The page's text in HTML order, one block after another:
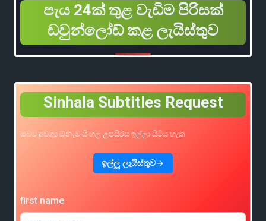
පැය 24ක් තුළ වැඩිම පිරිසක්
ඩවුන්ලෝඩ් කළ ලැයිස්තුව
Sinhala Subtitles Request
ඔබට අවශ්‍ය ඕනෑම සිංහල උපසිරස ඉල්ලා සිටිය හැක
ඉල්ලූ ලැයිස්තුව
first name